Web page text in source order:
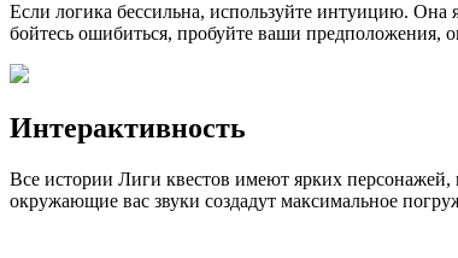
Если логика бессильна, используйте интуицию. Она
бойтесь ошибиться, пробуйте ваши предположения,
Интерактивность
Все истории Лиги квестов имеют ярких
окружающие вас звуки создадут максимальное